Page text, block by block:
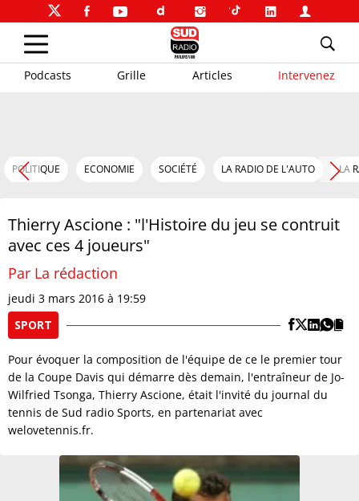
Podcasts Grille Articles Intervenez
POLITIQUE ECONOMIE SOCIÉTÉ LA RADIO DE L'AUTO LA
Thierry Ascione : "l'Histoire du jeu se contruit
avec ces 4 joueurs"
Par La rédaction
jeudi 3 mars 2016 à 19:59
SPORT
Pour évoquer la composition de l'équipe de ce le premier tour
de la Coupe Davis qui démarre dès demain, l'entraîneur de Jo-
Wilfried Tsonga, Thierry Ascione, était l'invité du journal du
tennis de Sud radio Sports, en partenariat avec
welovetennis.fr.